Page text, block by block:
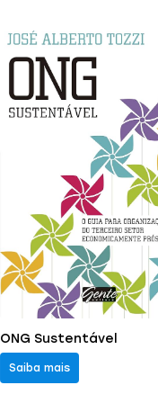
ONG Sustentável
Saiba mais